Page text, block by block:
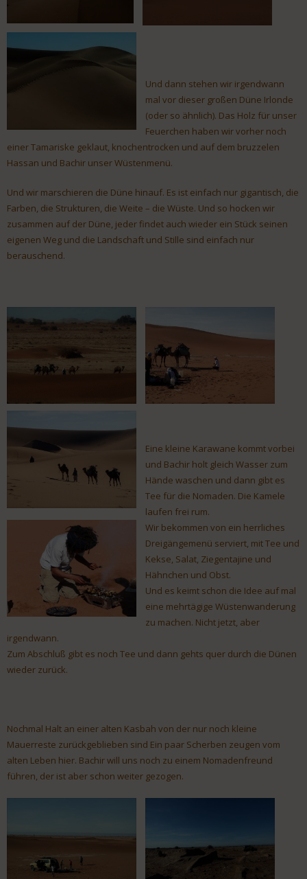
Und dann stehen wir irgendwann
mal vor dieser großen Düne Irlonde
(oder so ähnlich). Das Holz für unser
Feuerchen haben wir vorher noch
einer Tamariske geklaut, knochentrocken und auf dem bruzzelen
Hassan und Bachir unser Wüstenmenü.
Und wir marschieren die Düne hinauf. Es ist einfach nur gigantisch, die
Farben, die Strukturen, die Weite – die Wüste. Und so hocken wir
zusammen auf der Düne, jeder findet auch wieder ein Stück seinen
eigenen Weg und die Landschaft und Stille sind einfach nur
berauschend.
Eine kleine Karawane kommt vorbei
und Bachir holt gleich Wasser zum
Hände waschen und dann gibt es
Tee für die Nomaden. Die Kamele
laufen frei rum.
Wir bekommen von ein herrliches
Dreigängemenü serviert, mit Tee und
Kekse, Salat, Ziegentajine und
Hähnchen und Obst.
Und es keimt schon die Idee auf mal
eine mehrtägige Wüstenwanderung
zu machen. Nicht jetzt, aber
irgendwann.
Zum Abschluß gibt es noch Tee und dann gehts quer durch die Dünen
wieder zurück.
Nochmal Halt an einer alten Kasbah von der nur noch kleine
Mauerreste zurückgeblieben sind Ein paar Scherben zeugen vom
alten Leben hier. Bachir will uns noch zu einem Nomadenfreund
führen, der ist aber schon weiter gezogen.